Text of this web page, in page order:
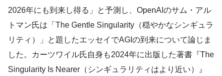
2026年にも到来し得る」と予測し、OpenAIのサム・アル
トマン氏は「The Gentle Singularity（穏やかなシンギュラ
リティ）」と題したエッセイでAGIの到来について論じま
した。カーツワイル氏自身も2024年に出版した著書『The
Singularity Is Nearer（シンギュラリティはより近い）』